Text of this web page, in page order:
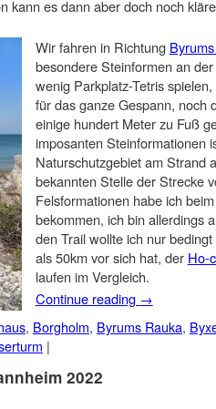
kann es dann aber doch noch
Wir fahren in Richtung
besondere Steinformen an
wenig Parkplatz-Tetris
für das ganze Gespann, noch
einige hundert Meter zu Fuß
imposanten Steinformationen
Naturschutzgebiet am Strand
bekannten Stelle der Strecke
Felsformationen habe ich
bekommen, ich bin allerdings
den Trail wollte ich nur
als 50km vor sich hat, der Ho-
laufen im Vergleich.
Continue reading →
, Borgholm, Byrums Rauka,
|
2022